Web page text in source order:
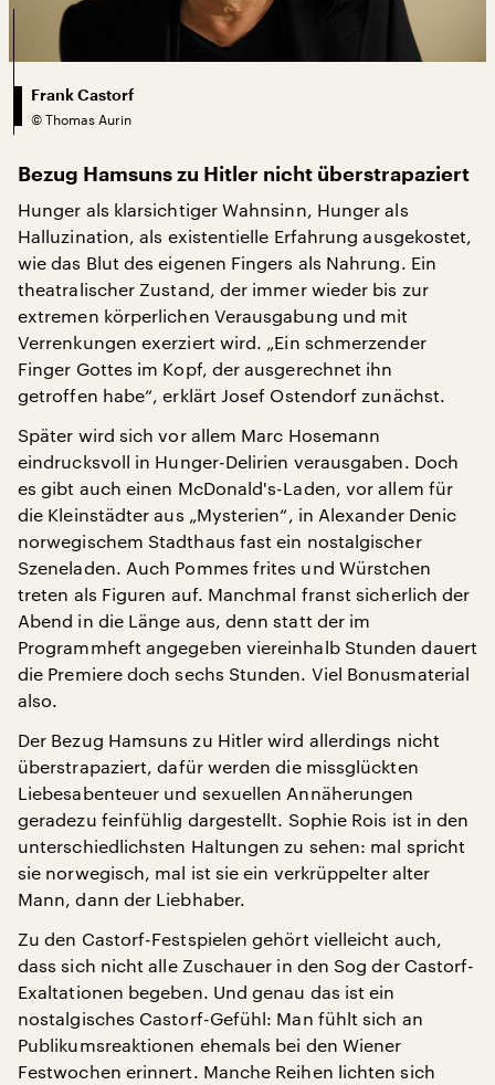
Frank Castorf
© Thomas Aurin
Bezug Hamsuns zu Hitler nicht überstrapaziert
Hunger als klarsichtiger Wahnsinn, Hunger als
Halluzination, als existentielle Erfahrung ausgekostet,
wie das Blut des eigenen Fingers als Nahrung. Ein
theatralischer Zustand, der immer wieder bis zur
extremen körperlichen Verausgabung und mit
Verrenkungen exerziert wird. „Ein schmerzender
Finger Gottes im Kopf, der ausgerechnet ihn
getroffen habe“, erklärt Josef Ostendorf zunächst.
Später wird sich vor allem Marc Hosemann
eindrucksvoll in Hunger-Delirien verausgaben. Doch
es gibt auch einen McDonald's-Laden, vor allem für
die Kleinstädter aus „Mysterien“, in Alexander Denic
norwegischem Stadthaus fast ein nostalgischer
Szeneladen. Auch Pommes frites und Würstchen
treten als Figuren auf. Manchmal franst sicherlich der
Abend in die Länge aus, denn statt der im
Programmheft angegeben viereinhalb Stunden dauert
die Premiere doch sechs Stunden. Viel Bonusmaterial
also.
Der Bezug Hamsuns zu Hitler wird allerdings nicht
überstrapaziert, dafür werden die missglückten
Liebesabenteuer und sexuellen Annäherungen
geradezu feinfühlig dargestellt. Sophie Rois ist in den
unterschiedlichsten Haltungen zu sehen: mal spricht
sie norwegisch, mal ist sie ein verkrüppelter alter
Mann, dann der Liebhaber.
Zu den Castorf-Festspielen gehört vielleicht auch,
dass sich nicht alle Zuschauer in den Sog der Castorf-
Exaltationen begeben. Und genau das ist ein
nostalgisches Castorf-Gefühl: Man fühlt sich an
Publikumsreaktionen ehemals bei den Wiener
Festwochen erinnert. Manche Reihen lichten sich